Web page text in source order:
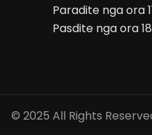
Paradite nga ora
Pasdite nga ora
© 2025 All Rights